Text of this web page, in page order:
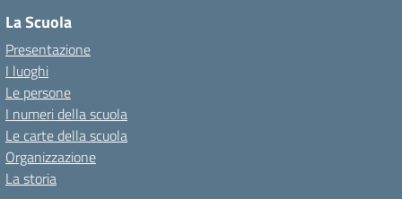
La Scuola
Presentazione
I luoghi
Le persone
I numeri della scuola
Le carte della scuola
Organizzazione
La storia